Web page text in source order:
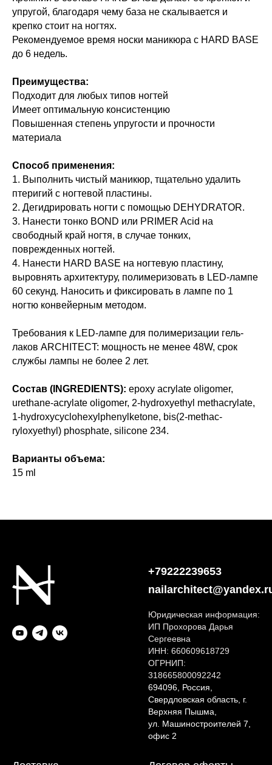
упругой, благодаря чему база не скалывается и
крепко стоит на ногтях.
Рекомендуемое время носки маникюра c HARD BASE
до 6 недель.
Преимущества:
Подходит для любых типов ногтей
Имеет оптимальную консистенцию
Повышенная степень упругости и прочности
материала
Способ применения:
1. Выполнить чистый маникюр, тщательно удалить
птеригий с ногтевой пластины.
2. Дегидрировать ногти с помощью DEHYDRATOR.
3. Нанести тонко BOND или PRIMER Acid на
свободный край ногтя, в случае тонких,
поврежденных ногтей.
4. Нанести HARD BASE на ногтевую пластину,
выровнять архитектуру, полимеризовать в LED-лампе
60 секунд. Наносить и фиксировать в лампе по 1
ногтю конвейерным методом.
Требования к LED-лампе для полимеризации гель-
лаков ARCHITECT: мощность не менее 48W, срок
службы лампы не более 2 лет.
Состав (INGREDIENTS): epoxy acrylate oligomer,
urethane-acrylate oligomer, 2-hydroxyethyl methacrylate,
1-hydroxycyclohexylphenylketone, bis(2-methac-
ryloxyethyl) phosphate, silicone 234.
Варианты объема:
15 ml
+79222239653
Юридическая информация:
ИП Прохорова Дарья
Сергеевна
ИНН: 660609618729
ОГРНИП:
318665800092242
694096, Россия,
Свердловская область, г.
Верхняя Пышма,
ул. Машиностроителей 7,
офис 2